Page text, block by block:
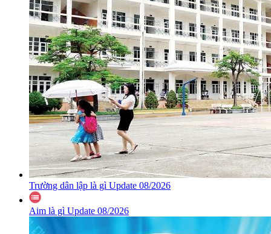
Trường dân lập là gì Update 08/2026
Aim là gì Update 08/2026